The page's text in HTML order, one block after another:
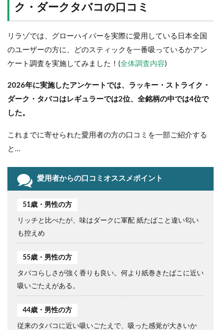
ク・ダークタバコの口コミ
リラゾでは、グローハイパーを実際に愛用している日本全国
のユーザーの方に、どのスティックを一番吸っているかアン
ケート調査を実施してみました！(全体調査内容)
2026年に実施したアンケートでは、ラッキー・ストライク・
ダーク・タバコはレギュラーでは2位、全銘柄の中では4位で
した。
これまでに寄せられた愛用者の方の口コミを一部ご紹介する
と…
愛用者からの口コミオススメポイント
51歳・男性の方
リッチと比べたが、味はダークに軍配 紙たばこと違い匂い
も控えめ
55歳・男性の方
タバコらしさが強く香りも良い。何より紙巻きたばこに近い
吸いごたえがある。
44歳・男性の方
従来のタバコに近い吸いごたえで、吸った感覚が大きいか